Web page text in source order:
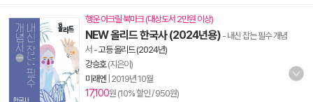
행운 아크릴 북마크 (대상도서 2만원 이상)
NEW 올리드 한국사 (2024년용) - 내신 잡는 필수 개념
서 -고등 올리드 (2024년)
강승호(지은이)
미래엔 2019년 10월
17,100원 (10% 할인 / 950원)